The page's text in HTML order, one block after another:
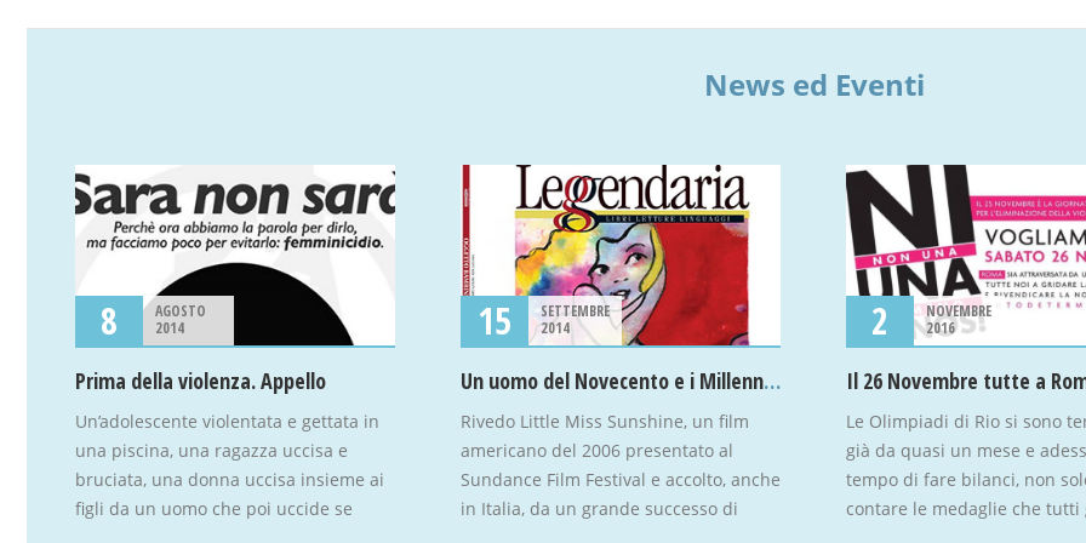
News ed Eventi
8
AGOSTO
2014
Prima della violenza. Appello
Un’adolescente violentata e gettata in
una piscina, una ragazza uccisa e
bruciata, una donna uccisa insieme ai
figli da un uomo che poi uccide se
15
SETTEMBRE
2014
Un uomo del Novecento e i Millennials
Rivedo Little Miss Sunshine, un film
americano del 2006 presentato al
Sundance Film Festival e accolto, anche
in Italia, da un grande successo di
2
NOVEMBRE
2016
Il 26 Novembre tutte a
Le Olimpiadi di Rio si sono
già da quasi un mese e
tempo di fare bilanci, non
contare le medaglie che tutti